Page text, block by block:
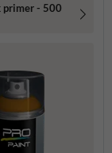
primer - 500